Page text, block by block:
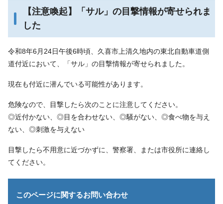
【注意喚起】「サル」の目撃情報が寄せられま
した
令和8年6月24日午後6時頃、久喜市上清久地内の東北自動車道側
道付近において、「サル」の目撃情報が寄せられました。
現在も付近に潜んでいる可能性があります。
危険なので、目撃したら次のことに注意してください。
◎近付かない、◎目を合わせない、◎騒がない、◎食べ物を与え
ない、◎刺激を与えない
目撃したら不用意に近づかずに、警察署、または市役所に連絡し
てください。
このページに関するお問い合わせ